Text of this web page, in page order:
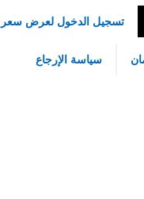
تسجيل الدخول لعرض سعر
سياسة الإرجاع